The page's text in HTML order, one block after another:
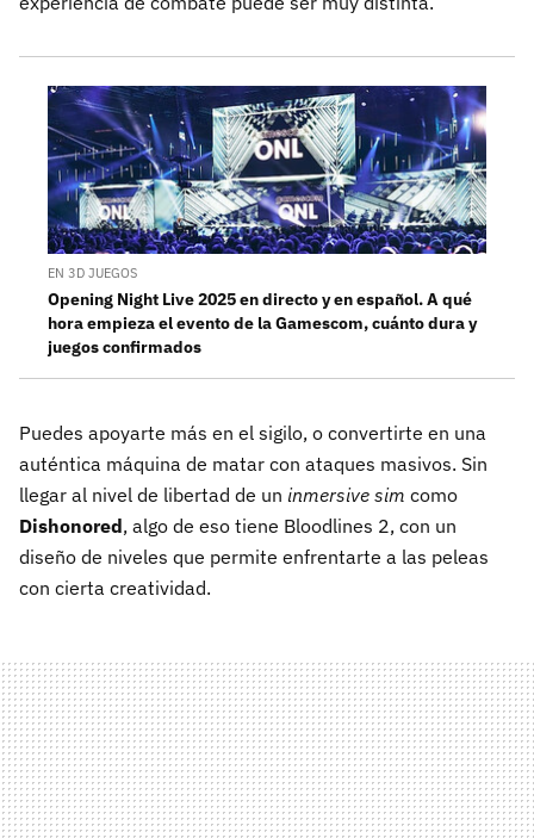
EN 3D JUEGOS
Opening Night Live 2025 en directo y en español. A qué
hora empieza el evento de la Gamescom, cuánto dura y
juegos confirmados
Puedes apoyarte más en el sigilo, o convertirte en una
auténtica máquina de matar con ataques masivos. Sin
llegar al nivel de libertad de un inmersive sim como
Dishonored, algo de eso tiene Bloodlines 2, con un
diseño de niveles que permite enfrentarte a las peleas
con cierta creatividad.